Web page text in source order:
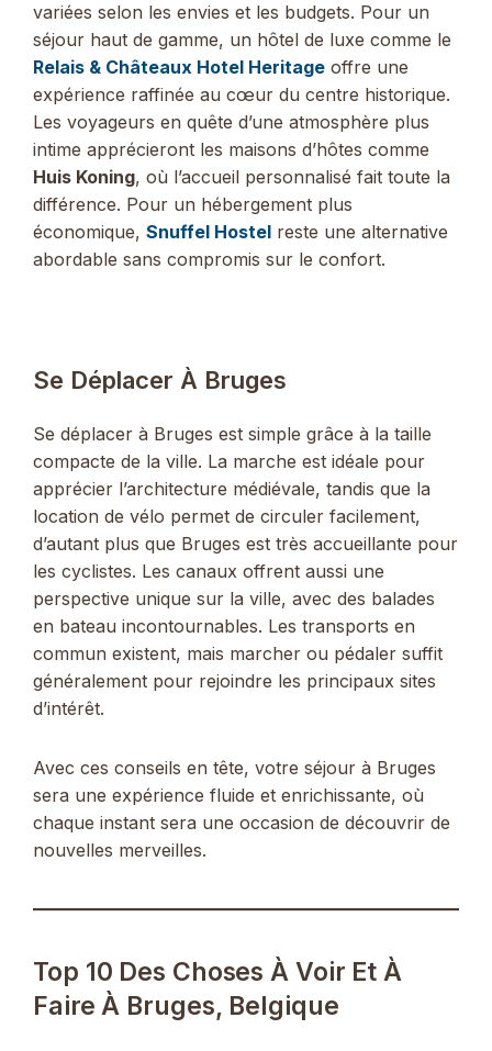
variées selon les envies et les budgets. Pour un
séjour haut de gamme, un hôtel de luxe comme le
Relais & Châteaux Hotel Heritage offre une
expérience raffinée au cœur du centre historique.
Les voyageurs en quête d’une atmosphère plus
intime apprécieront les maisons d’hôtes comme
Huis Koning, où l’accueil personnalisé fait toute la
différence. Pour un hébergement plus
économique, Snuffel Hostel reste une alternative
abordable sans compromis sur le confort.
Se Déplacer À Bruges
Se déplacer à Bruges est simple grâce à la taille
compacte de la ville. La marche est idéale pour
apprécier l’architecture médiévale, tandis que la
location de vélo permet de circuler facilement,
d’autant plus que Bruges est très accueillante pour
les cyclistes. Les canaux offrent aussi une
perspective unique sur la ville, avec des balades
en bateau incontournables. Les transports en
commun existent, mais marcher ou pédaler suffit
généralement pour rejoindre les principaux sites
d’intérêt.
Avec ces conseils en tête, votre séjour à Bruges
sera une expérience fluide et enrichissante, où
chaque instant sera une occasion de découvrir de
nouvelles merveilles.
Top 10 Des Choses À Voir Et À
Faire À Bruges, Belgique